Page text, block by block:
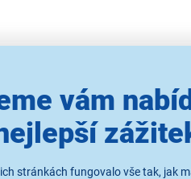
vám
stránkách fungovalo vše tak, jak